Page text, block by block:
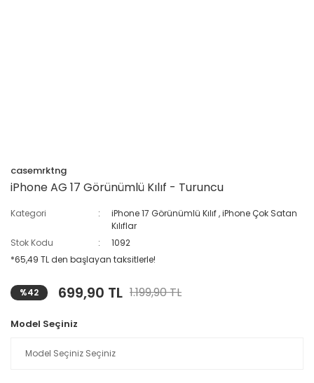
casemrktng
iPhone AG 17 Görünümlü Kılıf - Turuncu
Kategori iPhone 17 Görünümlü Kılıf,iPhone Çok Satan
Kılıflar
Stok Kodu
1092
*65,49 TL den başlayan taksitlerle!
%42 699,90 TL 1.199,90 TL
Model Seçiniz